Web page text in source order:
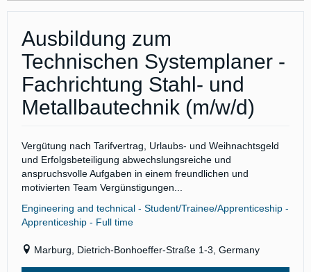
Ausbildung zum
Technischen Systemplaner -
Fachrichtung Stahl- und
Metallbautechnik (m/w/d)
Vergütung nach Tarifvertrag, Urlaubs- und Weihnachtsgeld
und Erfolgsbeteiligung abwechslungsreiche und
anspruchsvolle Aufgaben in einem freundlichen und
motivierten Team Vergünstigungen...
Engineering and technical - Student/Trainee/Apprenticeship -
Apprenticeship - Full time
Marburg, Dietrich-Bonhoeffer-Straße 1-3, Germany